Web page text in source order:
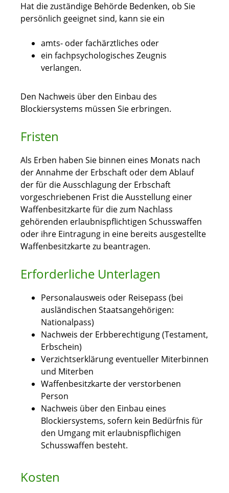
Hat die zuständige Behörde Bedenken, ob Sie
persönlich geeignet sind, kann sie ein
amts- oder fachärztliches oder
ein fachpsychologisches Zeugnis
verlangen.
Den Nachweis über den Einbau des
Blockiersystems müssen Sie erbringen.
Fristen
Als Erben haben Sie binnen eines Monats nach
der Annahme der Erbschaft oder dem Ablauf
der für die Ausschlagung der Erbschaft
vorgeschriebenen Frist die Ausstellung einer
Waffenbesitzkarte für die zum Nachlass
gehörenden erlaubnispflichtigen Schusswaffen
oder ihre Eintragung in eine bereits ausgestellte
Waffenbesitzkarte zu beantragen.
Erforderliche Unterlagen
Personalausweis oder Reisepass (bei
ausländischen Staatsangehörigen:
Nationalpass)
Nachweis der Erbberechtigung (Testament,
Erbschein)
Verzichtserklärung eventueller Miterbinnen
und Miterben
Waffenbesitzkarte der verstorbenen
Person
Nachweis über den Einbau eines
Blockiersystems, sofern kein Bedürfnis für
den Umgang mit erlaubnispflichigen
Schusswaffen besteht.
Kosten